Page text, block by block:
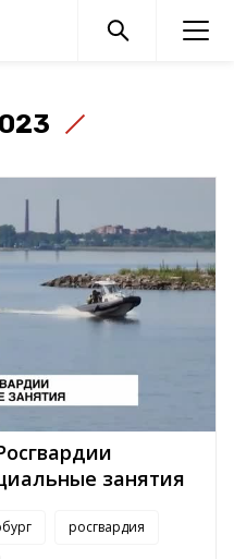
занятия
росгвардия